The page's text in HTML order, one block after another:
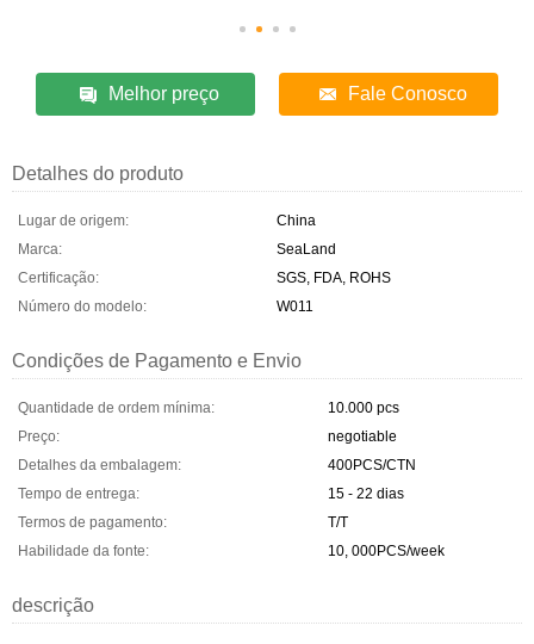
Melhor preço Fale Conosco
Detalhes do produto
Lugar de origem:
China
Marca:
SeaLand
Certificação:
SGS, FDA, ROHS
Número do modelo:
W011
Condições de Pagamento e Envio
Quantidade de ordem mínima:
10.000 pcs
Preço:
negotiable
Detalhes da embalagem:
400PCS/CTN
Tempo de entrega:
15 - 22 dias
Termos de pagamento:
T/T
Habilidade da fonte:
10, 000PCS/week
descrição